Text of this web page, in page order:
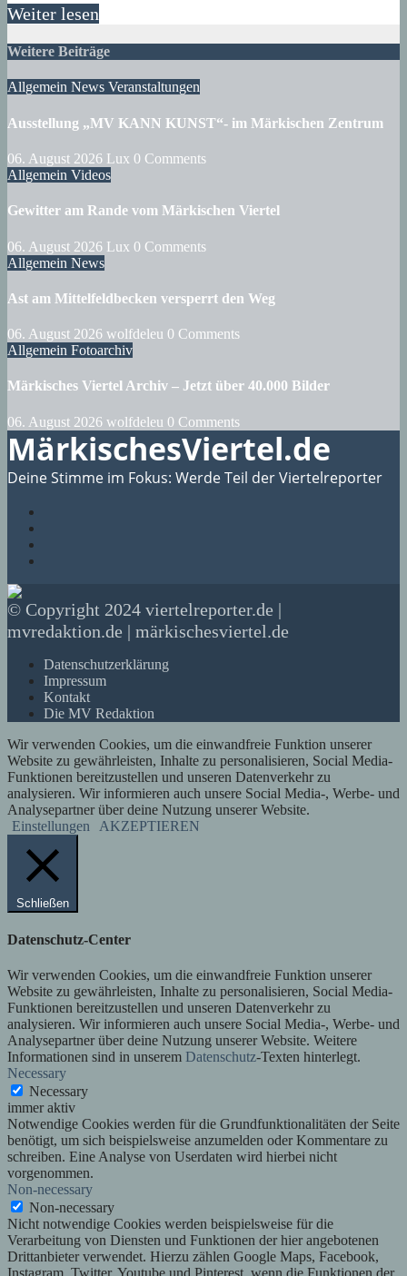
Weiter lesen
Weitere Beiträge
Allgemein News Veranstaltungen
Ausstellung „MV KANN KUNST“- im Märkischen Zentrum
06. August 2026 Lux 0 Comments
Allgemein Videos
Gewitter am Rande vom Märkischen Viertel
06. August 2026 Lux 0 Comments
Allgemein News
Ast am Mittelfeldbecken versperrt den Weg
06. August 2026 wolfdeleu 0 Comments
Allgemein Fotoarchiv
Märkisches Viertel Archiv – Jetzt über 40.000 Bilder
06. August 2026 wolfdeleu 0 Comments
MärkischesViertel.de
Deine Stimme im Fokus: Werde Teil der Viertelreporter
© Copyright 2024 viertelreporter.de |
mvredaktion.de | märkischesviertel.de
Datenschutzerklärung
Impressum
Kontakt
Die MV Redaktion
Wir verwenden Cookies, um die einwandfreie Funktion unserer
Website zu gewährleisten, Inhalte zu personalisieren, Social Media-
Funktionen bereitzustellen und unseren Datenverkehr zu
analysieren. Wir informieren auch unsere Social Media-, Werbe- und
Analysepartner über deine Nutzung unserer Website.
Einstellungen
AKZEPTIEREN
Schließen
Datenschutz-Center
Wir verwenden Cookies, um die einwandfreie Funktion unserer
Website zu gewährleisten, Inhalte zu personalisieren, Social Media-
Funktionen bereitzustellen und unseren Datenverkehr zu
analysieren. Wir informieren auch unsere Social Media-, Werbe- und
Analysepartner über deine Nutzung unserer Website. Weitere
Informationen sind in unserem Datenschutz-Texten hinterlegt.
Necessary
Necessary
immer aktiv
Notwendige Cookies werden für die Grundfunktionalitäten der Seite
benötigt, um sich beispielsweise anzumelden oder Kommentare zu
schreiben. Eine Analyse von Userdaten wird hierbei nicht
vorgenommen.
Non-necessary
Non-necessary
Nicht notwendige Cookies werden beispielsweise für die
Verarbeitung von Diensten und Funktionen der hier angebotenen
Drittanbieter verwendet. Hierzu zählen Google Maps, Facebook,